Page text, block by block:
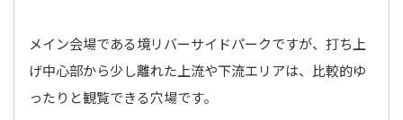
メイン会場である境リバーサイドパークですが、打ち上
げ中心部から少し離れた上流や下流エリアは、比較的ゆ
ったりと観覧できる穴場です。